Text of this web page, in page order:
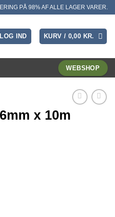
PÅ 98% AF ALLE LAGER VARER.
LOG IND KURV / 0,00 KR.
WEBSHOP
x 10m